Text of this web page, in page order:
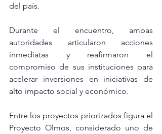
del país.
Durante el encuentro, ambas
autoridades articularon acciones
inmediatas y reafirmaron el
compromiso de sus instituciones para
acelerar inversiones en iniciativas de
alto impacto social y económico.
Entre los proyectos priorizados figura el
Proyecto Olmos, considerado uno de